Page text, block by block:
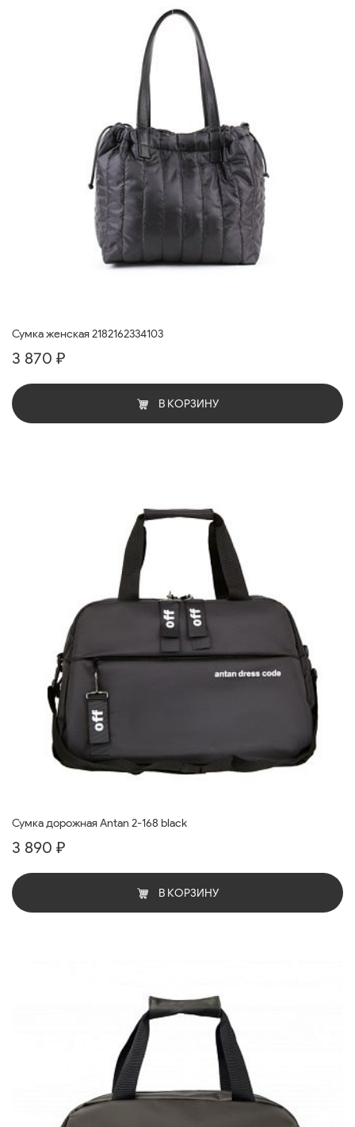
Сумка женская 2182162334103
3 870 ₽
В КОРЗИНУ
Сумка дорожная Antan 2-168 black
3 890 ₽
В КОРЗИНУ